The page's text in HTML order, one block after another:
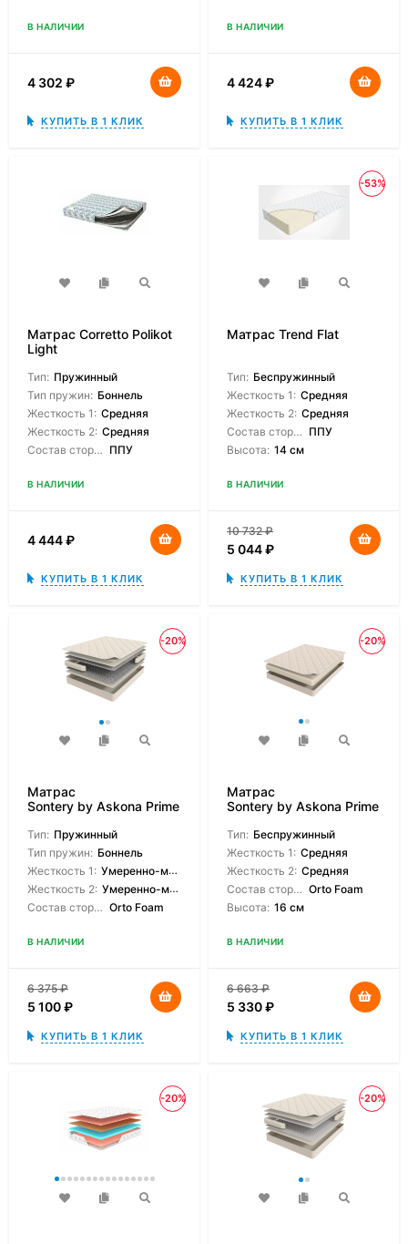
В НАЛИЧИИ
4 302 ₽
КУПИТЬ В 1 КЛИК
В НАЛИЧИИ
4 424₽
КУПИТЬ В 1 КЛИК
Матрас Corretto Polikot
Light
Тип: Пружинный
Тип пружин: Боннель
Жесткость 1: Средняя
Жесткость 2: Средняя
Состав сторон: ППУ
В НАЛИЧИИ
4 444₽
КУПИТЬ В 1 КЛИК
-53%
Матрас Trend Flat
Тип: Беспружинный
Жесткость 1: Средняя
Жесткость 2: Средняя
Состав сторон: ППУ
Высота: 14 см
В НАЛИЧИИ
10 732₽
5 044₽
КУПИТЬ В 1 КЛИК
-20%
Матрас
Sontery by Askona Prime
Тип: Пружинный
Тип пружин: Боннель
Жесткость 1: Умеренно-мягкая
Жесткость 2: Умеренно-мягкая
Состав сторон: Orto Foam
В НАЛИЧИИ
6 375₽
5 100₽
КУПИТЬ В 1 КЛИК
-20%
Матрас
Sontery by Askona Prime
Тип: Беспружинный
Жесткость 1: Средняя
Жесткость 2: Средняя
Состав сторон: Orto Foam
Высота: 16 см
В НАЛИЧИИ
6 663₽
5 330₽
КУПИТЬ В 1 КЛИК
-20% -20%